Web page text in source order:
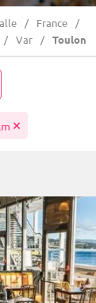
France
Var Toulon